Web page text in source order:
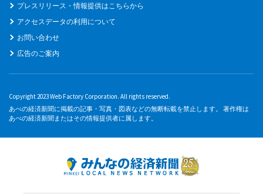
プレスリリース・情報提供はこちらから
アクセスデータの利用について
お問い合わせ
広告のご案内
Copyright 2023 Web Factory Corporation. All rights reserved.
あべの経済新聞に掲載の記事・写真・図表などの無断転載を禁止します。 著作権は
あべの経済新聞またはその情報提供者に属します。